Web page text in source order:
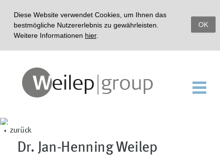
Diese Website verwendet Cookies, um Ihnen das
bestmögliche Nutzererlebnis zu gewährleisten.
Weitere Informationen hier.
OK
zurück
Dr. Jan-Henning Weilep